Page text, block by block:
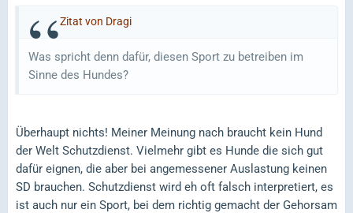
Zitat von Dragi
Was spricht denn dafür, diesen Sport zu betreiben im
Sinne des Hundes?
Überhaupt nichts! Meiner Meinung nach braucht kein Hund
der Welt Schutzdienst. Vielmehr gibt es Hunde die sich gut
dafür eignen, die aber bei angemessener Auslastung keinen
SD brauchen. Schutzdienst wird eh oft falsch interpretiert, es
ist auch nur ein Sport, bei dem richtig gemacht der Gehorsam